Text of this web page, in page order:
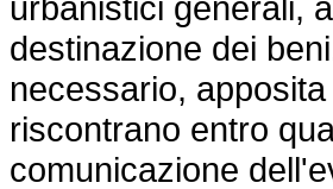
destinazione dei
necessario,
riscontrano entro
comunicazione